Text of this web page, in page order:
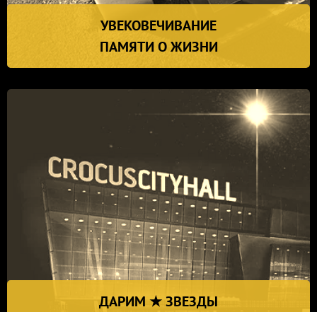
УВЕКОВЕЧИВАНИЕ
ПАМЯТИ О ЖИЗНИ
ДАРИМ ★ ЗВЕЗДЫ